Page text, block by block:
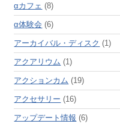
αカフェ (8)
α体験会 (6)
アーカイバル・ディスク (1)
アクアリウム (1)
アクションカム (19)
アクセサリー (16)
アップデート情報 (6)